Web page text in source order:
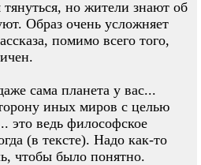
тянуться, но жители знают об
Образ очень усложняет
помимо всего того,
сама планета у вас...
иных миров с целью
это ведь философское
(в тексте). Надо как-то
чтобы было понятно.